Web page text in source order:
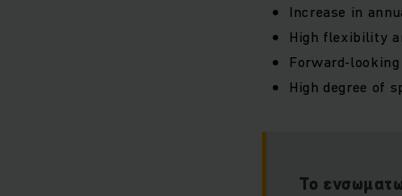
Increase in
High flexibility
Forward-
High degree of
Το